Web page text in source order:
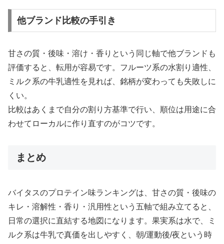
他ブランド比較の手引き
甘さの質・後味・溶け・香りという同じ軸で他ブランドも
評価すると、転用が容易です。フルーツ系の水割り適性、
ミルク系の牛乳適性を見れば、銘柄が変わっても失敗しに
くい。
比較はあくまで自分の割り方基準で行い、順位は用途に合
わせてローカルに作り直すのがコツです。
まとめ
バイタスのプロテイン味ランキングは、甘さの質・後味の
キレ・溶解性・香り・汎用性という五軸で組み立てると、
日常の選択に直結する地図になります。果実系は水で、ミ
ルク系は牛乳で真価を出しやすく、朝/運動後/夜という時